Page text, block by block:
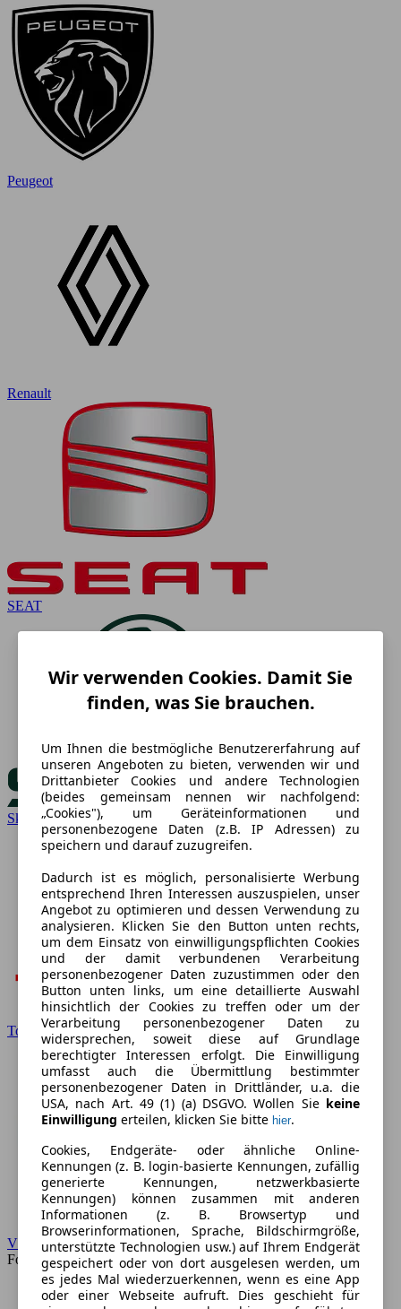
Peugeot
Renault
SEAT
Skoda
Toyota
VW
Forum
Wir verwenden Cookies. Damit Sie
finden, was Sie brauchen.
Um Ihnen die bestmögliche Benutzererfahrung auf
unseren Angeboten zu bieten, verwenden wir und
Drittanbieter Cookies und andere Technologien
(beides gemeinsam nennen wir nachfolgend:
„Cookies"), um Geräteinformationen und
personenbezogene Daten (z.B. IP Adressen) zu
speichern und darauf zuzugreifen.
Dadurch ist es möglich, personalisierte Werbung
entsprechend Ihren Interessen auszuspielen, unser
Angebot zu optimieren und dessen Verwendung zu
analysieren. Klicken Sie den Button unten rechts,
um dem Einsatz von einwilligungspflichten Cookies
und der damit verbundenen Verarbeitung
personenbezogener Daten zuzustimmen oder den
Button unten links, um eine detaillierte Auswahl
hinsichtlich der Cookies zu treffen oder um der
Verarbeitung personenbezogener Daten zu
widersprechen, soweit diese auf Grundlage
berechtigter Interessen erfolgt. Die Einwilligung
umfasst auch die Übermittlung bestimmter
personenbezogener Daten in Drittländer, u.a. die
USA, nach Art. 49 (1) (a) DSGVO. Wollen Sie keine
Einwilligung erteilen, klicken Sie bitte hier.
Cookies, Endgeräte- oder ähnliche Online-
Kennungen (z. B. login-basierte Kennungen, zufällig
generierte Kennungen, netzwerkbasierte
Kennungen) können zusammen mit anderen
Informationen (z. B. Browsertyp und
Browserinformationen, Sprache, Bildschirmgröße,
unterstützte Technologien usw.) auf Ihrem Endgerät
gespeichert oder von dort ausgelesen werden, um
es jedes Mal wiederzuerkennen, wenn es eine App
oder einer Webseite aufruft. Dies geschieht für